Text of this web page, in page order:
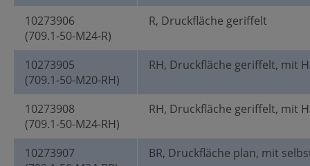
10273906
(709.1-50-M24-R)
R, Druckfläche geriffelt
10273905
(709.1-50-M20-RH)
RH, Druckfläche geriffelt, mit
10273908
(709.1-50-M24-RH)
RH, Druckfläche geriffelt, mit
10273907
BR, Druckfläche plan, mit